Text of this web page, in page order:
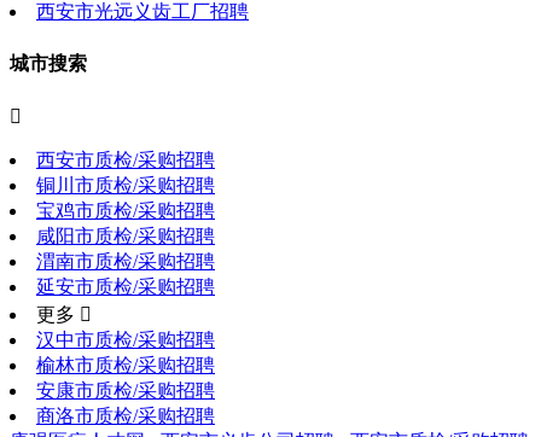
西安市光远义齿工厂招聘
城市搜索

西安市质检/采购招聘
铜川市质检/采购招聘
宝鸡市质检/采购招聘
咸阳市质检/采购招聘
渭南市质检/采购招聘
延安市质检/采购招聘
更多 
汉中市质检/采购招聘
榆林市质检/采购招聘
安康市质检/采购招聘
商洛市质检/采购招聘